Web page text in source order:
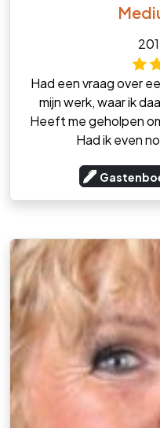
Had een vraag over
mijn werk, waar ik
Heeft me geholpen
Had ik even